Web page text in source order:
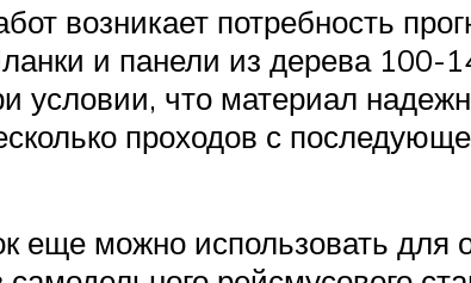
возникает потребность
и панели из дерева 100-
условии, что материал
проходов с
еще можно использовать для